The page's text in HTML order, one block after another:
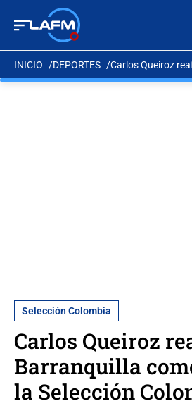
INICIO DEPORTES Carlos Queiroz
Selección Colombia
Carlos Queiroz
Barranquilla
la Selección